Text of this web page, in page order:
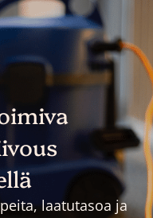
laatutasoa ja